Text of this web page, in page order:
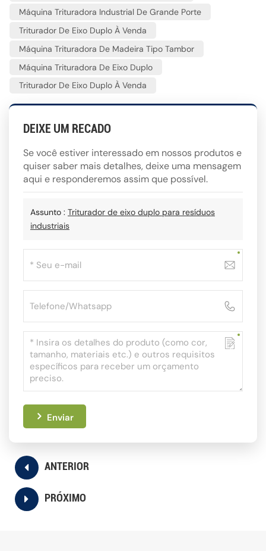
Máquina Trituradora Industrial De Grande Porte
Triturador De Eixo Duplo À Venda
Máquina Trituradora De Madeira Tipo Tambor
Máquina Trituradora De Eixo Duplo
Triturador De Eixo Duplo À Venda
DEIXE UM RECADO
Se você estiver interessado em nossos produtos e
quiser saber mais detalhes, deixe uma mensagem
aqui e responderemos assim que possível.
Assunto : Triturador de eixo duplo para resíduos
industriais
Enviar
ANTERIOR
PRÓXIMO